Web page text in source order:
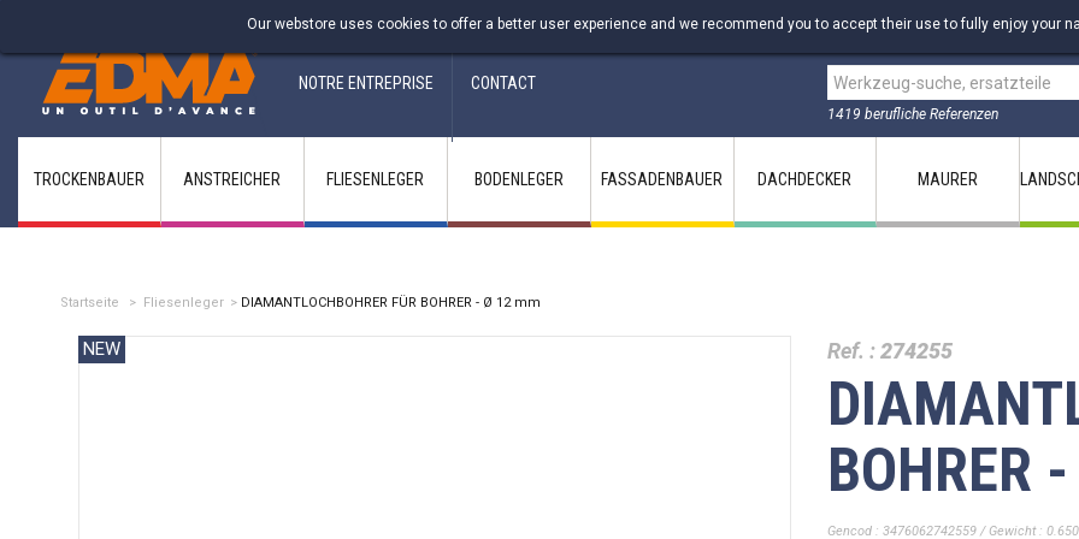
Fabricant francais depuis 1937
NOTRE ENTREPRISE CONTACT
1419 berufliche Referenzen
Our webstore uses cookies to offer a better user experience and we recommend you to accept their use to fully enjoy your
TROCKENBAUER ANSTREICHER FLIESENLEGER BODENLEGER FASSADENBAUER DACHDECKER MAURER
Startseite > Fliesenleger > DIAMANTLOCHBOHRER FÜR BOHRER - Ø 12 mm
NEW Ref. :274255
BOHRER
Gencod : 3476062742559 / Gewicht :